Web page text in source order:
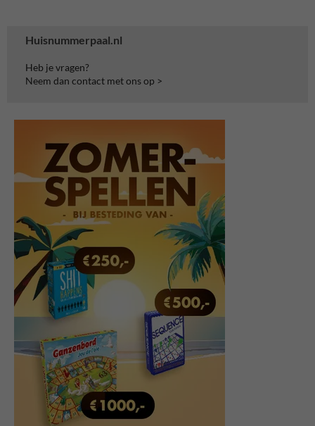
Huisnummerpaal.nl
Heb je vragen?
Neem dan contact met ons op >